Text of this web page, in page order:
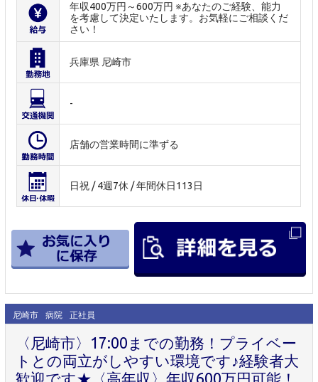
年収400万円～600万円 ※あなたのご経験、能力
を考慮して決定いたします。お気軽にご相談くだ
さい！
兵庫県 尼崎市
-
店舗の営業時間に準ずる
日祝 / 4週7休 / 年間休日113日
尼崎市 病院 正社員
〈尼崎市〉17:00までの勤務！プライベー
トとの両立がしやすい環境です♪経験者大
歓迎です★〈高年収〉年収600万円可能！